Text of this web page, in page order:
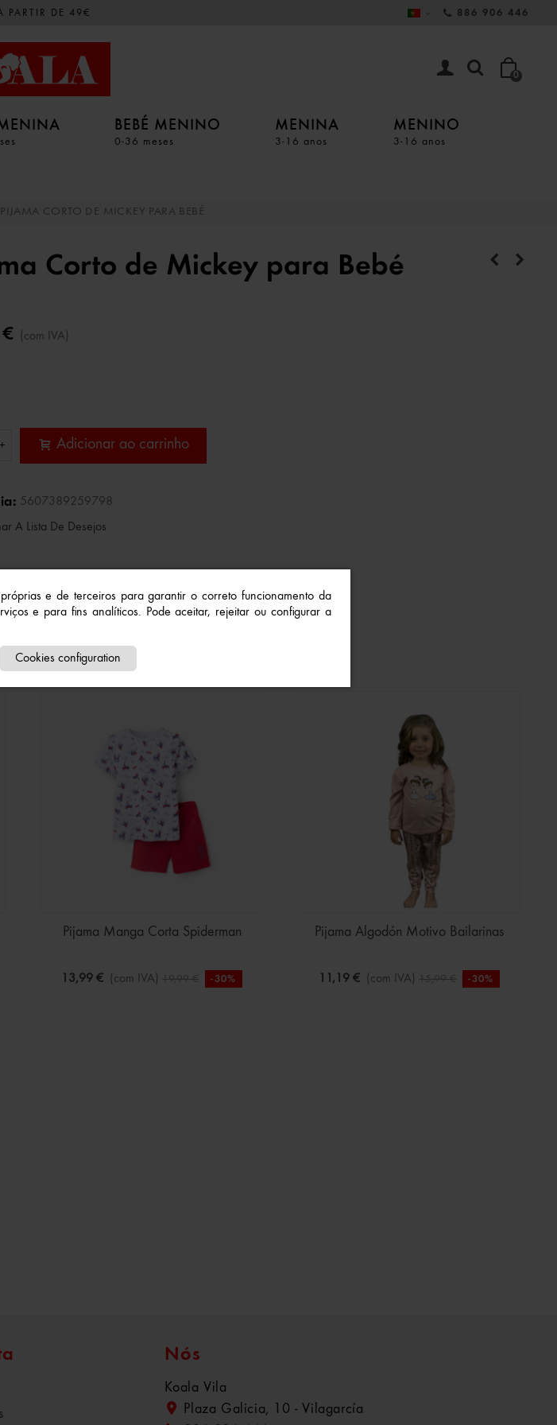
próprias e de terceiros para garantir o correto funcionamento da
e para fins analíticos. Pode aceitar, rejeitar ou configurar a
Cookies configuration
PARTIR DE 49€ 886 906 446
0
BEBÉ MENINO
0-36 meses
MENINA
3-16 anos
MENINO
3-16 anos
PIJAMA CORTO DE MICKEY PARA BEBÉ
Corto de Mickey para Bebé
(com IVA)
+ Adicionar ao carrinho
5607389259798
A Lista De Desejos
Pijama Manga Corta Spiderman
13,99 € (com IVA) 19,99 € -30%
Pijama Algodón Motivo Bailarinas
11,19 € (com IVA) 15,99 € -30%
Nós
Koala Vila
Plaza Galicia, 10 - Vilagarcía